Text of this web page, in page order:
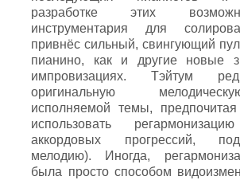
разработке этих
инструментария для
привнёс сильный, свингующий
пианино, как и другие новые
импровизациях. Тэйтум
оригинальную
исполняемой темы, предпочитая
использовать
аккордовых прогрессий,
мелодию). Иногда,
была просто способом